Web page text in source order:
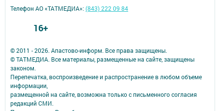
© 2011 - 2026. Апастово-информ. Все права защищены.
© ТАТМЕДИА. Все материалы, размещенные на сайте, защищены
законом.
Перепечатка, воспроизведение и распространение в любом объеме
информации,
размещенной на сайте, возможна только с письменного согласия
редакций СМИ.
Телефон АО «ТАТМЕДИА»:(843) 222 09 84
16+